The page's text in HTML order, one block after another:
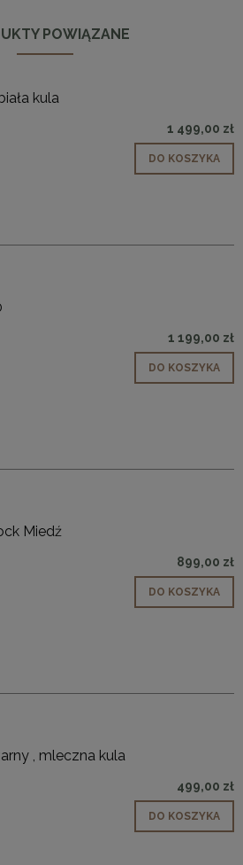
POWIĄZANE
kula
1 499,00 zł
DO KOSZYKA
1 199,00 zł
DO KOSZYKA
Miedź
899,00 zł
DO KOSZYKA
, mleczna kula
499,00 zł
DO KOSZYKA